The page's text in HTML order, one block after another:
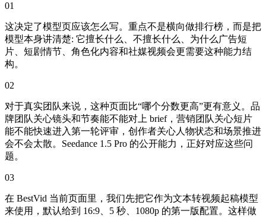
01
这决定了模型页应该怎么写。重点不是横向做排行榜，而是把
模型本身讲清楚: 它擅长什么、不擅长什么、为什么广告短
片、短剧情节、角色化内容和社媒视频会更需要这种能力结
构。
02
对于真实团队来说，这种页面比“哪个分数更高”更有意义。品
牌团队关心镜头和节奏能不能对上 brief，营销团队关心短片
能不能快速进入第一轮评审，创作者关心人物状态和场景推进
会不会太散。Seedance 1.5 Pro 的公开能力，正好对应这些问
题。
03
在 BestVid 当前页面里，我们先把它作为文本转视频起稿模型
来使用，默认给到 16:9、5 秒、1080p 的第一版配置。这样做